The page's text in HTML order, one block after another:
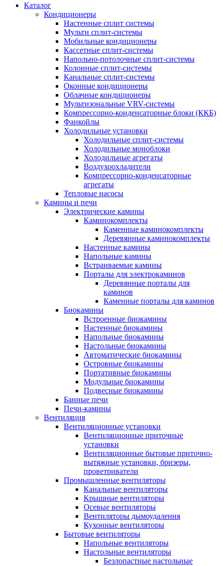
Каталог
Кондиционеры
Настенные сплит системы
Мульти сплит-системы
Мобильные кондиционеры
Кассетные сплит-системы
Напольно-потолочные сплит-системы
Колонные сплит-системы
Канальные сплит-системы
Оконные кондиционеры
Облачные кондиционеры
Мультизональные VRV-системы
Компрессорно-конденсаторные блоки (ККБ)
Фанкойлы
Холодильные установки
Холодильные сплит-системы
Холодильные моноблоки
Холодильные агрегаты
Воздухоохладители
Компрессорно-конденсаторные
агрегаты
Тепловые насосы
Камины и печи
Электрические камины
Каминокомплекты
Каменные каминокомплекты
Деревянные каминокомплекты
Настенные камины
Напольные камины
Встраиваемые камины
Порталы для электрокаминов
Деревянные порталы для
каминов
Каменные порталы для каминов
Биокамины
Встроенные биокамины
Настенные биокамины
Напольные биокамины
Настольные биокамины
Автоматические биокамины
Островные биокамины
Портативные биокамины
Модульные биокамины
Подвесные биокамины
Банные печи
Печи-камины
Вентиляция
Вентиляционные установки
Вентиляционные приточные
установки
Вентиляционные бытовые приточно-
вытяжные установки, бризеры,
проветриватели
Промышленные вентиляторы
Канальные вентиляторы
Крышные вентиляторы
Осевые вентиляторы
Вентиляторы дымоудаления
Кухонные вентиляторы
Бытовые вентиляторы
Напольные вентиляторы
Настольные вентиляторы
Безлопастные настольные